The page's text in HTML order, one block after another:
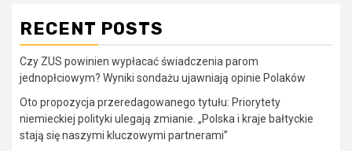
RECENT POSTS
Czy ZUS powinien wypłacać świadczenia parom
jednopłciowym? Wyniki sondażu ujawniają opinie Polaków
Oto propozycja przeredagowanego tytułu: Priorytety
niemieckiej polityki ulegają zmianie. „Polska i kraje bałtyckie
stają się naszymi kluczowymi partnerami”